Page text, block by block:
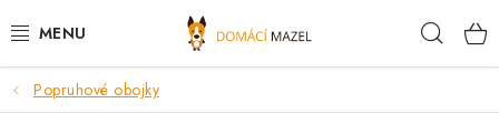
na
DOPORUČUJEME
Popruhové obojky